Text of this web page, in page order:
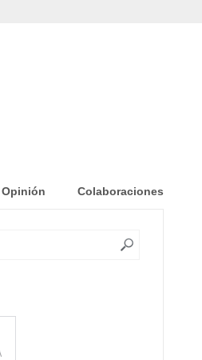
Opinión Colaboraciones